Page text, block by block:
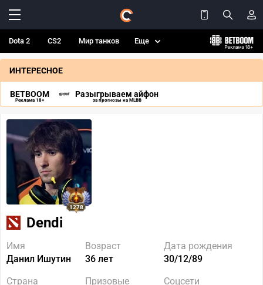
Dota 2 CS2 Мир танков Еще
ИНТЕРЕСНОЕ
BETBOOM
Реклама 18+
Разыгрываем айфон
за прогнозы на MLBB
1278
Dendi
Имя
Данил Ишутин
Возраст
36 лет
Дата рождения
30/12/89
Страна
Призовые
Соцсети